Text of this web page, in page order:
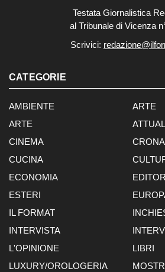
Testata Giornalistica
al Tribunale di Vicenza
Scrivici:
CATEGORIE
AMBIENTE
ARTE
ARTE
CINEMA
CUCINA
ECONOMIA
ESTERI
IL FORMAT
INTERVISTA
L'OPINIONE
LIBRI
LUXURY/OROLOGERIA